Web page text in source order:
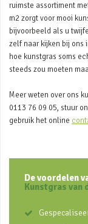
ruimste assortiment
m2 zorgt voor mooi
bijvoorbeeld als u
zelf naar kijken bij ons
hoe kunstgras soms
steeds zou moeten
Meer weten over ons
0113 76 09 05, stuur
gebruik het online
De voordelen
Kunstgras van